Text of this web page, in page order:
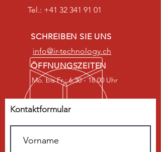
Tel.: +41 32 341 91 01
SCHREIBEN SIE UNS
info@ir-technology.ch
ÖFFNUNGSZEITEN
Mo. bis Fr.: 6.30 - 18.00 Uhr
Kontaktformular